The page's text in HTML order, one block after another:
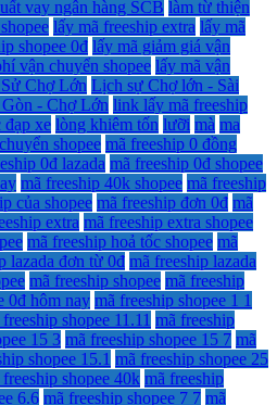
vay ngân hàng SCB làm từ thiện
lấy mã freeship extra lấy mã
shopee 0đ lấy mã giảm giá vận
vận chuyển shopee lấy mã vận
Chợ Lớn Lịch sự Chợ lớn - Sài
- Chợ Lớn link lấy mã freeship
đạp xe lòng khiêm tốn lưỡi mà ma
shopee mã freeship 0 đồng
0đ lazada mã freeship 0đ shopee
mã freeship 40k shopee mã freeship
của shopee mã freeship đơn 0đ mã
extra mã freeship extra shopee
mã freeship hoả tốc shopee mã
lazada đơn từ 0đ mã freeship lazada
mã freeship shopee mã freeship
0đ hôm nay mã freeship shopee 1 1
shopee 11.11 mã freeship
15 3 mã freeship shopee 15 7 mã
shopee 15.1 mã freeship shopee 25
freeship shopee 40k mã freeship
6.6 mã freeship shopee 7 7 mã